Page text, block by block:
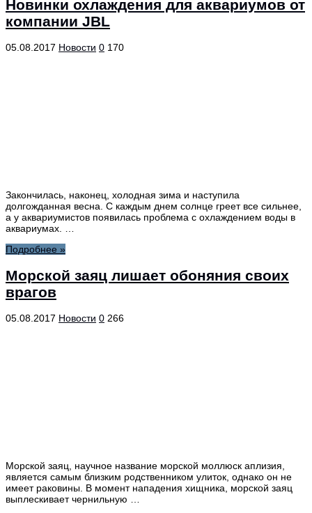
Новинки охлаждения для аквариумов от
компании JBL
05.08.2017 Новости 0 170
Закончилась, наконец, холодная зима и наступила
долгожданная весна. С каждым днем солнце греет все сильнее,
а у аквариумистов появилась проблема с охлаждением воды в
аквариумах. …
Подробнее »
Морской заяц лишает обоняния своих
врагов
05.08.2017 Новости 0 266
Морской заяц, научное название морской моллюск аплизия,
является самым близким родственником улиток, однако он не
имеет раковины. В момент нападения хищника, морской заяц
выплескивает чернильную …